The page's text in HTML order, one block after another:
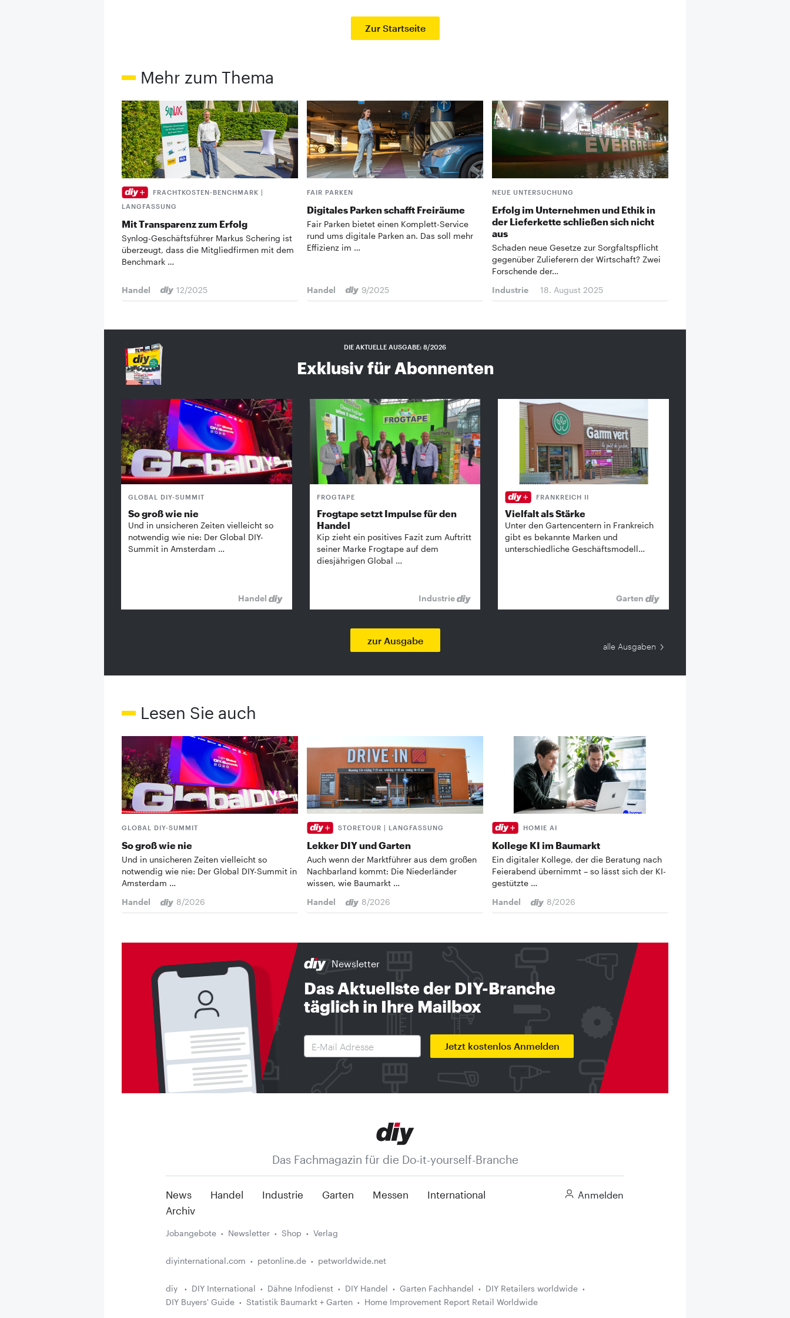
Zur Startseite
Mehr zum Thema
FRACHTKOSTEN-BENCHMARK |
LANGFASSUNG
Mit Transparenz zum Erfolg
Synlog-Geschäftsführer Markus Schering ist
überzeugt, dass die Mitgliedfirmen mit dem
Benchmark …
Handel 12/2025
FAIR PARKEN
Digitales Parken schafft ­Freiräume
Fair Parken bietet einen Komplett-Service
rund ums digitale Parken an. Das soll mehr
Effizienz im …
Handel 9/2025
NEUE UNTERSUCHUNG
Erfolg im Unternehmen und Ethik in
der Lieferkette schließen sich nicht
aus
Schaden neue Gesetze zur Sorgfaltspflicht
gegenüber Zulieferern der Wirtschaft? Zwei
Forschende der…
Industrie
18. August 2025
DIE AKTUELLE AUSGABE: 8/2026
Exklusiv für Abonnenten
GLOBAL DIY-SUMMIT
So groß wie nie
Und in unsicheren Zeiten vielleicht so
notwendig wie nie: Der Global DIY-
Summit in Amsterdam …
Handel
FROGTAPE
Frogtape setzt Impulse für den
Handel
Kip zieht ein positives Fazit zum Auftritt
seiner Marke Frogtape auf dem
diesjährigen Global …
Industrie
FRANKREICH II
Vielfalt als Stärke
Unter den Gartencentern in Frankreich
gibt es bekannte ­Marken und
unterschiedliche Geschäftsmodell…
Garten
zur Ausgabe
alle Ausgaben
Lesen Sie auch
GLOBAL DIY-SUMMIT
So groß wie nie
Und in unsicheren Zeiten vielleicht so
notwendig wie nie: Der Global DIY-Summit in
Amsterdam …
Handel
8/2026
STORETOUR | LANGFASSUNG
Lekker DIY und Garten
Auch wenn der Marktführer aus dem großen
Nachbarland kommt: Die Niederländer
wissen, wie Baumarkt …
Handel
8/2026
HOMIE AI
Kollege KI im Baumarkt
Ein digitaler Kollege, der die Beratung nach
Feierabend übernimmt – so lässt sich der KI-
gestützte …
Handel
8/2026
Newsletter
Das Aktuellste der DIY-Branche
täglich in Ihre Mailbox
Jetzt kostenlos Anmelden
Das Fachmagazin für die Do-it-yourself-Branche
News Handel Industrie Garten Messen
International
Archiv
Anmelden
Jobangebote Newsletter Shop Verlag
diyinternational.com petonline.de petworldwide.net
diy DIY International Dähne Infodienst DIY Handel Garten Fachhandel
DIY Retailers worldwide
DIY Buyers' Guide
Statistik Baumarkt + Garten Home Improvement Report Retail Worldwide